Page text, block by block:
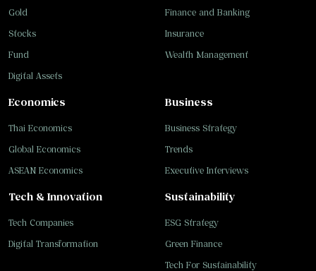
Gold
Stocks
Fund
Digital Assets
Finance and Banking
Insurance
Wealth Management
Business
Business Strategy
Trends
Executive Interviews
Tech & Innovation
Tech Companies
Digital Transformation
Sustainability
ESG Strategy
Green Finance
Tech For Sustainability
Economics
Thai Economics
Global Economics
ASEAN Economics